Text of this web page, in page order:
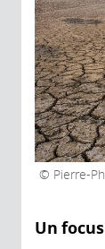
Pierre-
Un